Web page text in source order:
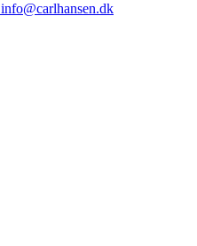
info@carlhansen.dk